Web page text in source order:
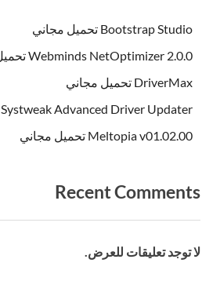
Bootstrap Studio تحميل مجاني
Webminds NetOptimizer 2.0.0 تحميل مجاني
DriverMax تحميل مجاني
Systweak Advanced Driver Updater تحميل مجاني
Meltopia v01.02.00 تحميل مجاني
Recent Comments
لا توجد تعليقات للعرض.